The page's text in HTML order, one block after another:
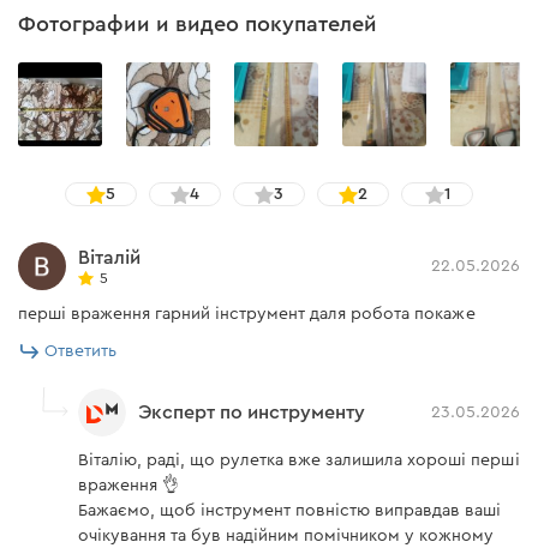
Надежность
Благодаря использования стали CS60 полотно
Фотографии и видео покупателей
5 4 3 2 1
Віталій
5
22.05.2026
перші враження гарний інструмент даля робота покаже
Ответить
Эксперт по инструменту 23.05.2026
Віталію, раді, що рулетка вже залишила хороші перші
враження 👌
Бажаємо, щоб інструмент повністю виправдав ваші
очікування та був надійним помічником у кожному